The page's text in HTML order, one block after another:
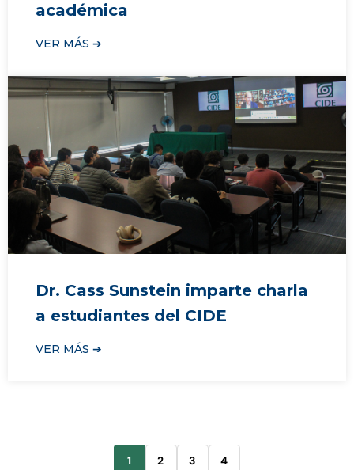
académica
VER MÁS ➔
Dr. Cass Sunstein imparte charla
a estudiantes del CIDE
VER MÁS ➔
1 2 3 4